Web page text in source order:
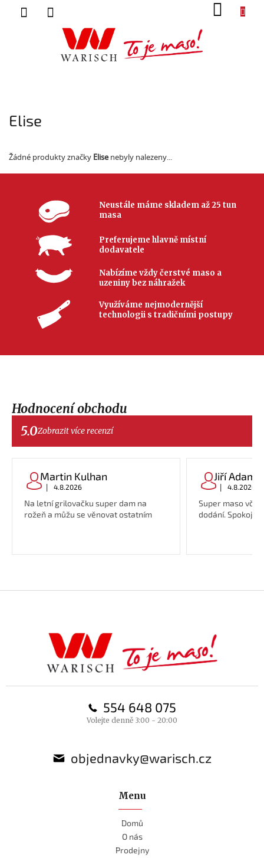
Elise
Žádné produkty značky Elisenebyly nalezeny...
Neustále máme skladem až 25 tun
masa
Preferujeme hlavně místní
dodavatele
Nabízíme vždy čerstvé maso a
uzeniny bez náhražek
Využíváme nejmodernější
technologii s tradičními postupy
Hodnocení obchodu
5.0Zobrazit více recenzí
Martin Kulhan
| 4.8.2026
Na letní grilovačku super dam na
rožeň a můžu se věnovat ostatním
Jiří
| 4.8.2026
Super maso
dodání.
554 648 075
Volejte denně 3:00 - 20:00
objednavky@warisch.cz
Menu
Domů
O nás
Prodejny